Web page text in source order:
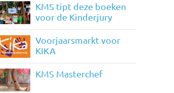
KMS tipt deze boeken
voor de Kinderjury
Voorjaarsmarkt voor
KIKA
KMS Masterchef